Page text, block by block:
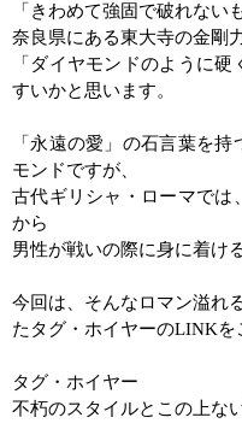
「きわめて強固で破れない
奈良県にある東大寺の金剛
「ダイヤモンドのように
すいかと思います。
「永遠の愛」の石言葉を
モンドですが、
古代ギリシャ・ローマでは
から
男性が戦いの際に身に着け
今回は、そんなロマン溢れ
たタグ・ホイヤーのLINKを
タグ・ホイヤー
不朽のスタイルとこの上な